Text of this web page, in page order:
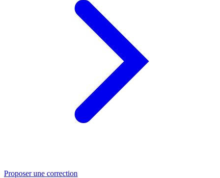
Proposer une correction